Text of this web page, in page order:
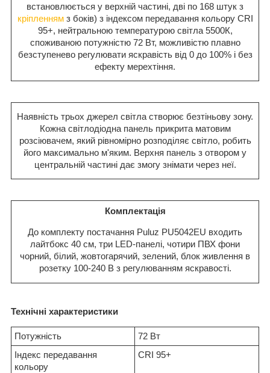
встановлюється у верхній частині, дві по 168 штук з
кріпленнямз боків) з індексом передавання кольору CRI
95+, нейтральною температурою світла 5500К,
споживаною потужністю 72 Вт, можливістю плавно
безступенево регулювати яскравість від 0 до 100% і без
ефекту мерехтіння.
Наявність трьох джерел світла створює безтіньову зону.
Кожна світлодіодна панель прикрита матовим
розсіювачем, який рівномірно розподіляє світло, робить
його максимально м'яким. Верхня панель з отвором у
центральній частині дає змогу знімати через неї.
Комплектація
До комплекту постачання Puluz PU5042EU входить
лайтбокс 40 см, три LED-панелі, чотири ПВХ фони
чорний, білий, жовтогарячий, зелений, блок живлення в
розетку 100-240 В з регулюванням яскравості.
Технічні характеристики
Потужність
72 Вт
Індекс передавання
кольору
CRI 95+